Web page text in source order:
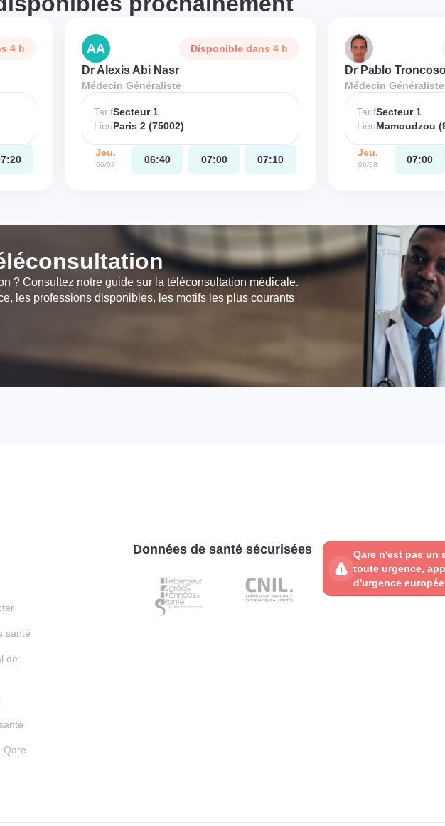
4 h AA Disponible dans 4 h
Dr Alexis Abi Nasr
Médecin Généraliste
TarifSecteur 1
LieuParis 2 (75002)
Jeu.
06/08 06:40 07:00 07:10
Dr Pablo
Médecin Généraliste
TarifSecteur 1
LieuMamoudzou
Jeu.
06/08 07:00
? Consultez notre guide sur la téléconsultation médicale.
les professions disponibles, les motifs les plus courants
santé
de
Qare
Données de santé sécurisées
Qare n'est pas un
toute urgence,
d'urgence